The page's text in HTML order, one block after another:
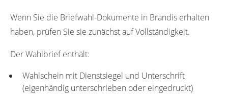
Wenn Sie die Briefwahl-Dokumente in Brandis erhalten
haben, prüfen Sie sie zunächst auf Vollständigkeit.
Der Wahlbrief enthält:
Wahlschein mit Dienstsiegel und Unterschrift
(eigenhändig unterschrieben oder eingedruckt)